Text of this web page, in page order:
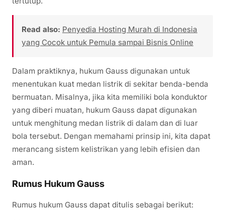
Read also: Penyedia Hosting Murah di Indonesia
yang Cocok untuk Pemula sampai Bisnis Online
Dalam praktiknya, hukum Gauss digunakan untuk
menentukan kuat medan listrik di sekitar benda-benda
bermuatan. Misalnya, jika kita memiliki bola konduktor
yang diberi muatan, hukum Gauss dapat digunakan
untuk menghitung medan listrik di dalam dan di luar
bola tersebut. Dengan memahami prinsip ini, kita dapat
merancang sistem kelistrikan yang lebih efisien dan
aman.
Rumus Hukum Gauss
Rumus hukum Gauss dapat ditulis sebagai berikut: